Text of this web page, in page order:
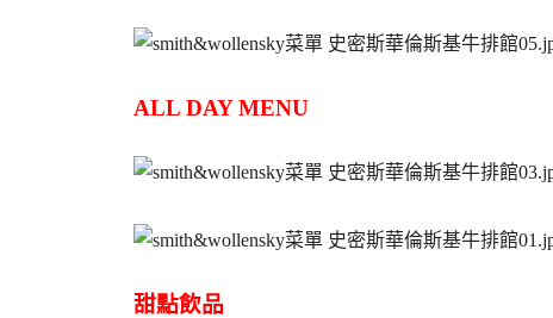
ALL DAY MENU
甜點飲品